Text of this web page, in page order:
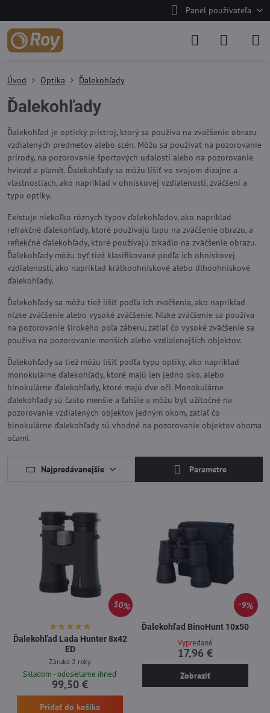
Panel používateľa
Úvod Optika Ďalekohľady
Ďalekohľady
Ďalekohľad je optický prístroj, ktorý sa používa na zväčšenie obrazu
vzdialených predmetov alebo scén. Môžu sa používať na pozorovanie
prírody, na pozorovanie športových udalostí alebo na pozorovanie
hviezd a planét. Ďalekohľady sa môžu líšiť vo svojom dizajne a
vlastnostiach, ako napríklad v ohniskovej vzdialenosti, zväčšení a
typu optiky.
Existuje niekoľko rôznych typov ďalekohľadov, ako napríklad
refrakčné ďalekohľady, ktoré používajú lupu na zväčšenie obrazu, a
reflekčné ďalekohľady, ktoré používajú zrkadlo na zväčšenie obrazu.
Ďalekohľady môžu byť tiež klasifikované podľa ich ohniskovej
vzdialenosti, ako napríklad krátkoohniskové alebo dlhoohniskové
ďalekohľady.
Ďalekohľady sa môžu tiež líšiť podľa ich zväčšenia, ako napríklad
nízke zväčšenie alebo vysoké zväčšenie. Nízke zväčšenie sa používa
na pozorovanie širokého poľa záberu, zatiaľ čo vysoké zväčšenie sa
používa na pozorovanie menších alebo vzdialenejších objektov.
Ďalekohľady sa tiež môžu líšiť podľa typu optiky, ako napríklad
monokulárne ďalekohľady, ktoré majú len jedno oko, alebo
binokulárne ďalekohľady, ktoré majú dve oči. Monokulárne
ďalekohľady sú často menšie a ľahšie a môžu byť užitočné na
pozorovanie vzdialených objektov jedným okom, zatiaľ čo
binokulárne ďalekohľady sú vhodné na pozorovanie objektov oboma
očami.
Najpredávanejšie Parametre
50%
Ďalekohľad Lada Hunter 8x42
ED
Záruka 2 roky
Skladom - odosielame ihneď
99,50 €
Pridať do košíka
9%
Ďalekohľad BinoHunt 10x50
Vypredané
17,96 €
Zobraziť